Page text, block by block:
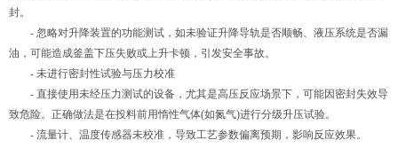
封。
- 忽略对升降装置的功能测试，如未验证升降导轨是否顺畅、液压系统是否漏
油，可能造成釜盖下压失败或上升卡顿，引发安全事故。
- 未进行密封性试验与压力校准
- 直接使用未经压力测试的设备，尤其是高压反应场景下，可能因密封失效导
致危险。正确做法是在投料前用惰性气体(如氮气)进行分级升压试验。
- 流量计、温度传感器未校准，导致工艺参数偏离预期，影响反应效果。